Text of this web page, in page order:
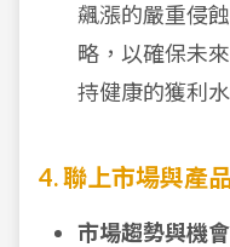
飆漲的嚴重侵
略，以確保未
持健康的獲利水
4. 聯上市場與產
市場趨勢與機會